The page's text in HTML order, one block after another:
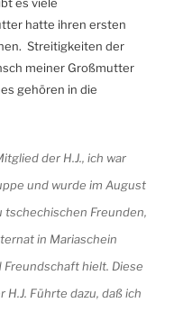
es viele
hatte ihren ersten
Streitigkeiten der
meiner Großmutter
gehören in die
der H.J., ich war
und wurde im August
tschechischen Freunden,
in Mariaschein
hielt. Diese
Führte dazu, daß ich